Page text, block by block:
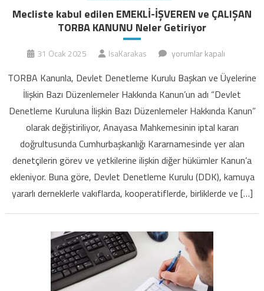
Mecliste kabul edilen EMEKLİ-İŞVEREN ve ÇALIŞAN
TORBA KANUNU Neler Getiriyor
31 Ocak 2025 IsaKarakas
Mecliste
edilen
EMEKLİ-
İŞVEREN
ve
ÇALIŞAN
TORBA
KANUNU
Getiriyor
için
yorumlar kapalı
TORBA Kanunla, Devlet Denetleme Kurulu Başkan ve Üyelerine
İlişkin Bazı Düzenlemeler Hakkında Kanun’un adı “Devlet
Denetleme Kuruluna İlişkin Bazı Düzenlemeler Hakkında Kanun”
olarak değiştiriliyor, Anayasa Mahkemesinin iptal kararı
doğrultusunda Cumhurbaşkanlığı Kararnamesinde yer alan
denetçilerin görev ve yetkilerine ilişkin diğer hükümler Kanun’a
ekleniyor. Buna göre, Devlet Denetleme Kurulu (DDK), kamuya
yararlı derneklerle vakıflarda, kooperatiflerde, birliklerde ve […]